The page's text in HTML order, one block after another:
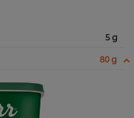
5 g
80 g